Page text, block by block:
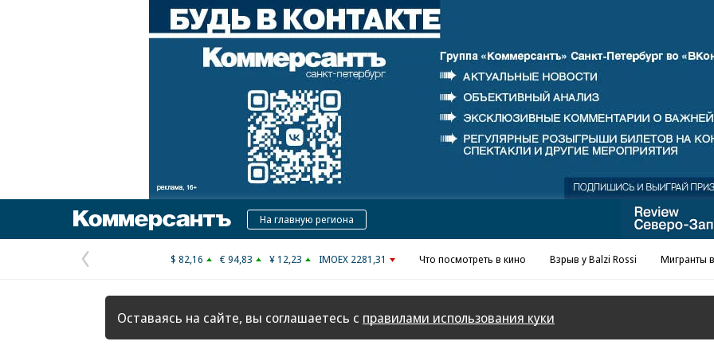
Реклама в «Ъ» www.kommersant.ru/ad
КоммерсантъНа главную региона
Предыдущая
страница
$ 82,16 € 94,83 ¥ 12,23 IMOEX 2281,31 Что посмотреть в кино Взрыв у Balzi Rossi Мигранты
Оставаясь на сайте, вы соглашаетесь с правилами использования куки